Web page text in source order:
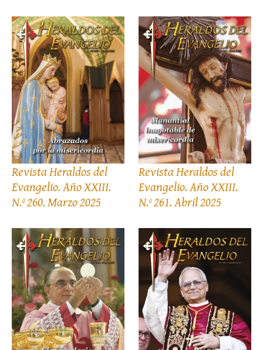
Revista Heraldos del
Evangelio. Año XXIII.
N.º 260. Marzo 2025
Revista Heraldos del
Evangelio. Año XXIII.
N.º 261. Abril 2025